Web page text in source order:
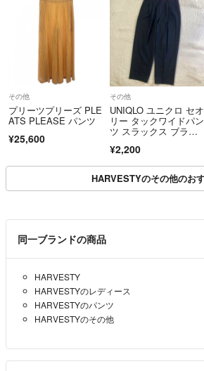
その他
プリーツプリーズ PLE
ATS PLEASE パンツ
¥25,600
その他
UNIQLO ユニクロ セオ
リー タックワイドパン
ツ スラックス ブラッ
¥2,200
HARVESTYのその他のお
同一ブランドの商品
HARVESTY
HARVESTYのレディース
HARVESTYのパンツ
HARVESTYのその他